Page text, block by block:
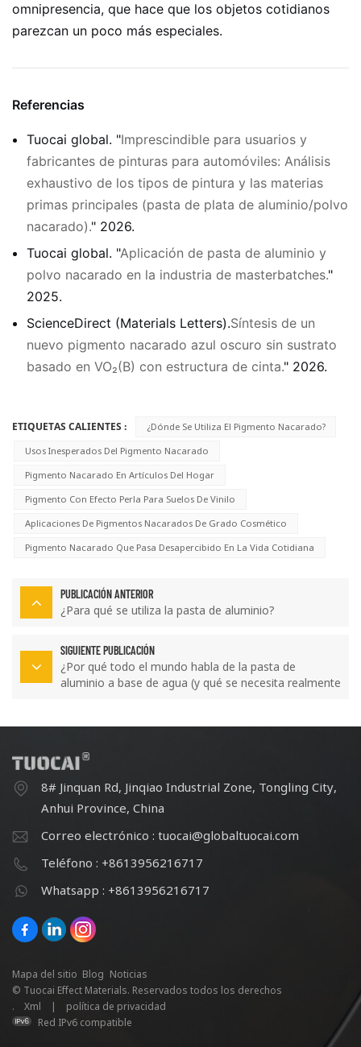
omnipresencia, que hace que los objetos cotidianos
parezcan un poco más especiales.
Referencias
Tuocai global. "Imprescindible para usuarios y
fabricantes de pinturas para automóviles: Análisis
exhaustivo de los tipos de pintura y las materias
primas principales (pasta de plata de aluminio/polvo
nacarado)." 2026.
Tuocai global. "Aplicación de pasta de aluminio y
polvo nacarado en la industria de masterbatches."
2025.
ScienceDirect (Materials Letters).Síntesis de un
nuevo pigmento nacarado azul oscuro sin sustrato
basado en VO₂(B) con estructura de cinta." 2026.
ETIQUETAS CALIENTES :
¿Dónde Se Utiliza El Pigmento Nacarado?
Usos Inesperados Del Pigmento Nacarado
Pigmento Nacarado En Artículos Del Hogar
Pigmento Con Efecto Perla Para Suelos De Vinilo
Aplicaciones De Pigmentos Nacarados De Grado Cosmético
Pigmento Nacarado Que Pasa Desapercibido En La Vida Cotidiana
PUBLICACIÓN ANTERIOR
¿Para qué se utiliza la pasta de aluminio?
SIGUIENTE PUBLICACIÓN
¿Por qué todo el mundo habla de la pasta de
aluminio a base de agua (y qué se necesita realmente
8# Jinquan Rd, Jinqiao Industrial Zone, Tongling City,
Anhui Province, China
Correo electrónico : tuocai@globaltuocai.com
Teléfono : +8613956216717
Whatsapp : +8613956216717
Mapa del sitio Blog Noticias
© Tuocai Effect Materials. Reservados todos los derechos
.
Xml |
política de privacidad
Red IPv6 compatible